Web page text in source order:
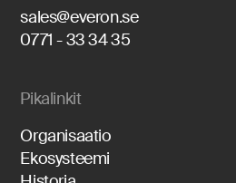
sales@everon.se
0771 - 33 34 35
Pikalinkit
Organisaatio
Ekosysteemi